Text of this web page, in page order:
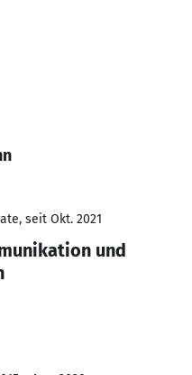
seit Okt. 2021
und